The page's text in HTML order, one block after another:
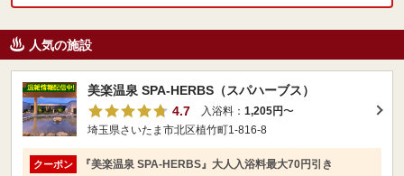
人気の施設
美楽温泉 SPA-HERBS（スパハーブス）
4.7
入浴料： 1,205円〜
埼玉県さいたま市北区植竹町1-816-8
クーポン 『美楽温泉 SPA-HERBS』大人入浴料最大70円引き